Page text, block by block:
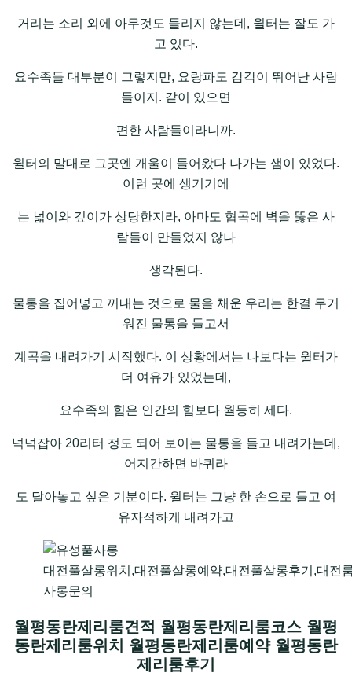
거리는 소리 외에 아무것도 들리지 않는데, 윌터는 잘도 가
고 있다.
요수족들 대부분이 그렇지만, 요랑파도 감각이 뛰어난 사람
들이지. 같이 있으면
편한 사람들이라니까.
윌터의 말대로 그곳엔 개울이 들어왔다 나가는 샘이 있었다.
이런 곳에 생기기에
는 넓이와 깊이가 상당한지라, 아마도 협곡에 벽을 뚫은 사
람들이 만들었지 않나
생각된다.
물통을 집어넣고 꺼내는 것으로 물을 채운 우리는 한결 무거
워진 물통을 들고서
계곡을 내려가기 시작했다. 이 상황에서는 나보다는 윌터가
더 여유가 있었는데,
요수족의 힘은 인간의 힘보다 월등히 세다.
넉넉잡아 20리터 정도 되어 보이는 물통을 들고 내려가는데,
어지간하면 바퀴라
도 달아놓고 싶은 기분이다. 윌터는 그냥 한 손으로 들고 여
유자적하게 내려가고
대전풀살롱위치,대전풀살롱예약,대전풀살롱후기,대전
사롱문의
월평동란제리룸견적 월평동란제리룸코스 월평
동란제리룸위치 월평동란제리룸예약 월평동란
제리룸후기